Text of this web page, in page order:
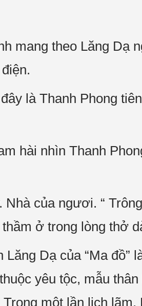
mang theo Lăng Dạ
là Thanh Phong
hài nhìn Thanh
Nhà của ngươi. “
ở trong lòng thở
Lăng Dạ của “Ma đồ”
yêu tộc, mẫu
Trong một lần lịch